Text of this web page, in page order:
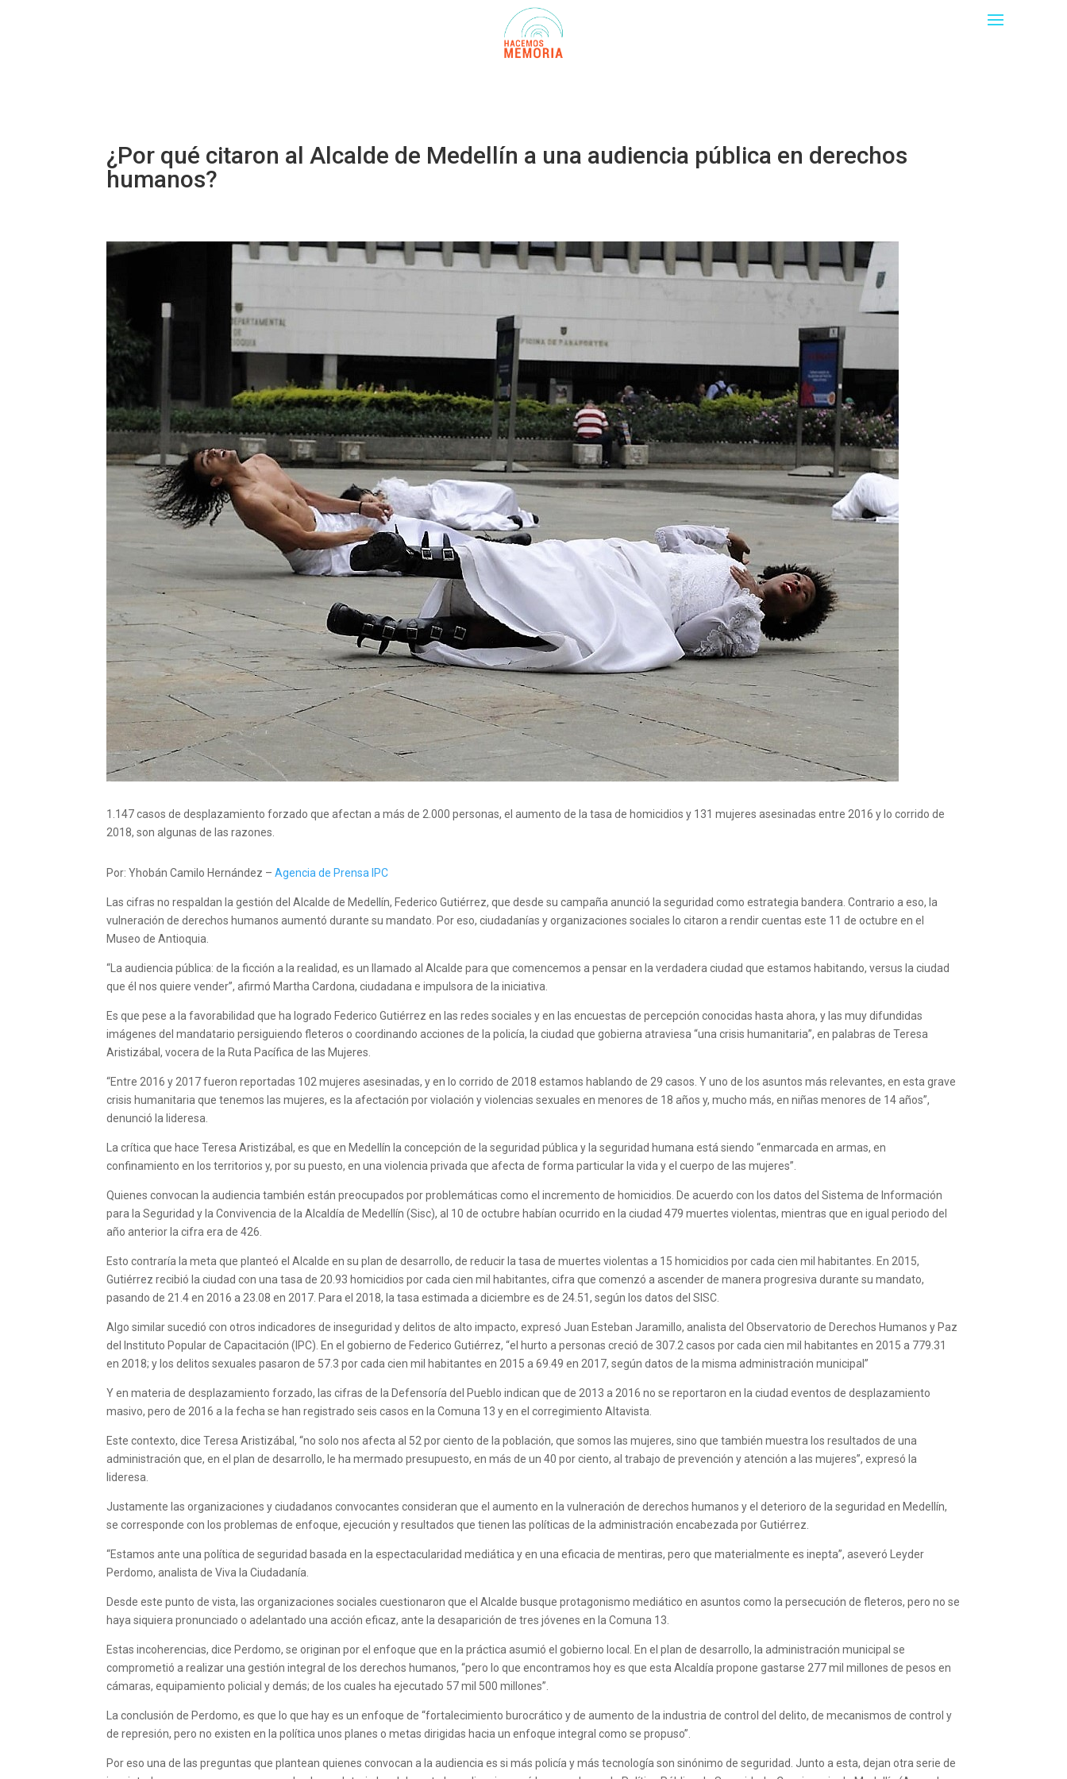
¿Por qué citaron al Alcalde de Medellín a una audiencia pública en derechos
humanos?
1.147 casos de desplazamiento forzado que afectan a más de 2.000 personas, el aumento de la tasa de homicidios y 131 mujeres asesinadas entre 2016 y lo corrido de
2018, son algunas de las razones.
Por: Yhobán Camilo Hernández –Agencia de Prensa IPC
Las cifras no respaldan la gestión del Alcalde de Medellín, Federico Gutiérrez, que desde su campaña anunció la seguridad como estrategia bandera. Contrario a eso, la
vulneración de derechos humanos aumentó durante su mandato. Por eso, ciudadanías y organizaciones sociales lo citaron a rendir cuentas este 11 de octubre en el
Museo de Antioquia.
“La audiencia pública: de la ficción a la realidad, es un llamado al Alcalde para que comencemos a pensar en la verdadera ciudad que estamos habitando, versus la ciudad
que él nos quiere vender”, afirmó Martha Cardona, ciudadana e impulsora de la iniciativa.
Es que pese a la favorabilidad que ha logrado Federico Gutiérrez en las redes sociales y en las encuestas de percepción conocidas hasta ahora, y las muy difundidas
imágenes del mandatario persiguiendo fleteros o coordinando acciones de la policía, la ciudad que gobierna atraviesa “una crisis humanitaria”, en palabras de Teresa
Aristizábal, vocera de la Ruta Pacífica de las Mujeres.
“Entre 2016 y 2017 fueron reportadas 102 mujeres asesinadas, y en lo corrido de 2018 estamos hablando de 29 casos. Y uno de los asuntos más relevantes, en esta grave
crisis humanitaria que tenemos las mujeres, es la afectación por violación y violencias sexuales en menores de 18 años y, mucho más, en niñas menores de 14 años”,
denunció la lideresa.
La crítica que hace Teresa Aristizábal, es que en Medellín la concepción de la seguridad pública y la seguridad humana está siendo “enmarcada en armas, en
confinamiento en los territorios y, por su puesto, en una violencia privada que afecta de forma particular la vida y el cuerpo de las mujeres”.
Quienes convocan la audiencia también están preocupados por problemáticas como el incremento de homicidios. De acuerdo con los datos del Sistema de Información
para la Seguridad y la Convivencia de la Alcaldía de Medellín (Sisc), al 10 de octubre habían ocurrido en la ciudad 479 muertes violentas, mientras que en igual periodo del
año anterior la cifra era de 426.
Esto contraría la meta que planteó el Alcalde en su plan de desarrollo, de reducir la tasa de muertes violentas a 15 homicidios por cada cien mil habitantes. En 2015,
Gutiérrez recibió la ciudad con una tasa de 20.93 homicidios por cada cien mil habitantes, cifra que comenzó a ascender de manera progresiva durante su mandato,
pasando de 21.4 en 2016 a 23.08 en 2017. Para el 2018, la tasa estimada a diciembre es de 24.51, según los datos del SISC.
Algo similar sucedió con otros indicadores de inseguridad y delitos de alto impacto, expresó Juan Esteban Jaramillo, analista del Observatorio de Derechos Humanos y Paz
del Instituto Popular de Capacitación (IPC). En el gobierno de Federico Gutiérrez, “el hurto a personas creció de 307.2 casos por cada cien mil habitantes en 2015 a 779.31
en 2018; y los delitos sexuales pasaron de 57.3 por cada cien mil habitantes en 2015 a 69.49 en 2017, según datos de la misma administración municipal”
Y en materia de desplazamiento forzado, las cifras de la Defensoría del Pueblo indican que de 2013 a 2016 no se reportaron en la ciudad eventos de desplazamiento
masivo, pero de 2016 a la fecha se han registrado seis casos en la Comuna 13 y en el corregimiento Altavista.
Este contexto, dice Teresa Aristizábal, “no solo nos afecta al 52 por ciento de la población, que somos las mujeres, sino que también muestra los resultados de una
administración que, en el plan de desarrollo, le ha mermado presupuesto, en más de un 40 por ciento, al trabajo de prevención y atención a las mujeres”, expresó la
lideresa.
Justamente las organizaciones y ciudadanos convocantes consideran que el aumento en la vulneración de derechos humanos y el deterioro de la seguridad en Medellín,
se corresponde con los problemas de enfoque, ejecución y resultados que tienen las políticas de la administración encabezada por Gutiérrez.
“Estamos ante una política de seguridad basada en la espectacularidad mediática y en una eficacia de mentiras, pero que materialmente es inepta”, aseveró Leyder
Perdomo, analista de Viva la Ciudadanía.
Desde este punto de vista, las organizaciones sociales cuestionaron que el Alcalde busque protagonismo mediático en asuntos como la persecución de fleteros, pero no se
haya siquiera pronunciado o adelantado una acción eficaz, ante la desaparición de tres jóvenes en la Comuna 13.
Estas incoherencias, dice Perdomo, se originan por el enfoque que en la práctica asumió el gobierno local. En el plan de desarrollo, la administración municipal se
comprometió a realizar una gestión integral de los derechos humanos, “pero lo que encontramos hoy es que esta Alcaldía propone gastarse 277 mil millones de pesos en
cámaras, equipamiento policial y demás; de los cuales ha ejecutado 57 mil 500 millones”.
La conclusión de Perdomo, es que lo que hay es un enfoque de “fortalecimiento burocrático y de aumento de la industria de control del delito, de mecanismos de control y
de represión, pero no existen en la política unos planes o metas dirigidas hacia un enfoque integral como se propuso”.
Por eso una de las preguntas que plantean quienes convocan a la audiencia es si más policía y más tecnología son sinónimo de seguridad. Junto a esta, dejan otra serie de